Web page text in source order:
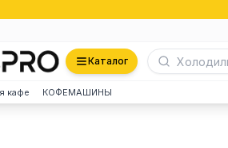
Каталог
кафе КОФЕМАШИНЫ